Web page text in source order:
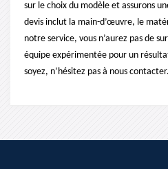
sur le choix du modèle et assurons
devis inclut la main-d’œuvre, le
notre service, vous n’aurez pas de
équipe expérimentée pour un
soyez, n’hésitez pas à nous contacter.